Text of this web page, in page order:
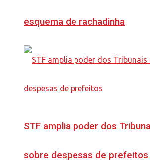
esquema de rachadinha
STF amplia poder dos
sobre despesas de prefeitos